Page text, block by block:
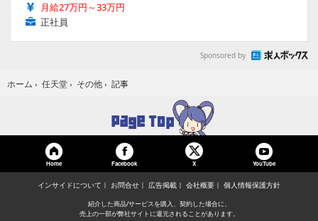
月給27万円～33万円
正社員
Sponsored by
ホーム › 任天堂 › その他 › 記事
Home Facebook X YouTube
インサイドについて お問合せ 広告掲載 会社概要 個人情報保護方針
紹介した商品/サービスを購入、契約した場合に、
売上の一部が弊社サイトに還元されることがあります。